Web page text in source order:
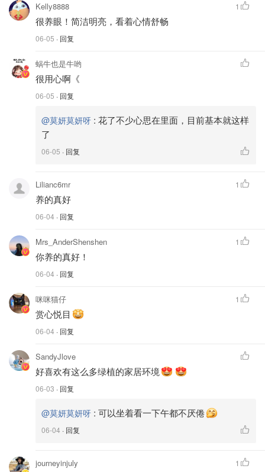
Kelly8888
很养眼！简洁明亮，看着心情舒畅
06-05 · 回复
1
蜗牛也是牛哟
很用心啊《
06-05 · 回复
@莫妍莫妍呀 : 花了不少心思在里面，目前基本就这样
了
06-05 · 回复
Lilianc6mr
养的真好
06-04 · 回复
1
Mrs_AnderShenshen
你养的真好！
06-04 · 回复
1
咪咪猫仔
赏心悦目
06-04 · 回复
1
SandyJlove
好喜欢有这么多绿植的家居环境
06-03 · 回复
@莫妍莫妍呀 : 可以坐着看一下午都不厌倦
06-04 · 回复
journeyinjuly 1